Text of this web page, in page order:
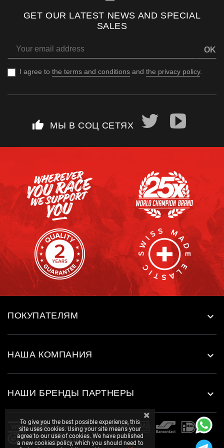
GET OUR LATEST NEWS AND SPECIAL
SALES
OK
I agree to the terms and conditions and the privacy policy.
thumb_up МЫ В СОЦ СЕТЯХ
ПОКУПАТЕЛЯМ 
НАША КОМПАНИЯ 
НАШИ БРЕНДЫ ПАРТНЕРЫ 
To give you the best possible experience, this
site uses cookies. Using your site means your
agree to our use of cookies. We have published
a new cookies policy, which you should need to